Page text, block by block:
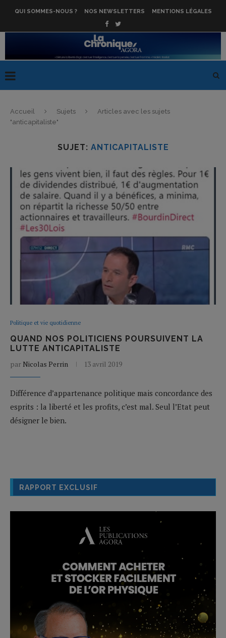
QUI SOMMES-NOUS ? NOS NEWSLETTERS MENTIONS LÉGALES
Accueil Sujets
Articles avec les sujets
"anticapitaliste"
SUJET: ANTICAPITALISTE
Politique et vie quotidienne
QUAND NOS POLITICIENS POURSUIVENT LA
LUTTE ANTICAPITALISTE
par Nicolas Perrin 13 avril 2019
Différence d’appartenance politique mais concordance des
esprits : la liberté et les profits, c’est mal. Seul l’Etat peut
désigner le bien.
RAPPORT EXCLUSIF